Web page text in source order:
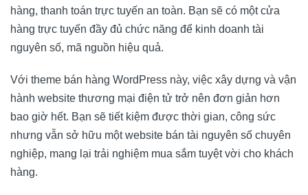
hàng, thanh toán trực tuyến an toàn. Bạn sẽ có một cửa
hàng trực tuyến đầy đủ chức năng để kinh doanh tài
nguyên số, mã nguồn hiệu quả.
Với theme bán hàng WordPress này, việc xây dựng và vận
hành website thương mại điện tử trở nên đơn giản hơn
bao giờ hết. Bạn sẽ tiết kiệm được thời gian, công sức
nhưng vẫn sở hữu một website bán tài nguyên số chuyên
nghiệp, mang lại trải nghiệm mua sắm tuyệt vời cho khách
hàng.